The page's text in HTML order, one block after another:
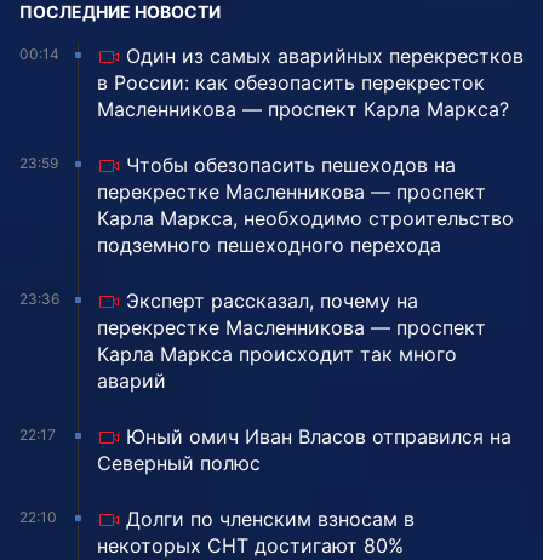
ПОСЛЕДНИЕ НОВОСТИ
00:14
Один из самых аварийных перекрестков
в России: как обезопасить перекресток
Масленникова — проспект Карла Маркса?
23:59
Чтобы обезопасить пешеходов на
перекрестке Масленникова — проспект
Карла Маркса, необходимо строительство
подземного пешеходного перехода
23:36
Эксперт рассказал, почему на
перекрестке Масленникова — проспект
Карла Маркса происходит так много
аварий
22:17
Юный омич Иван Власов отправился на
Северный полюс
22:10
Долги по членским взносам в
некоторых СНТ достигают 80%